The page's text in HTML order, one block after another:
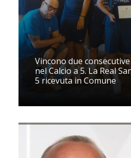
Vincono due
nel Calcio a 5. La Real
5 ricevuta in Comune